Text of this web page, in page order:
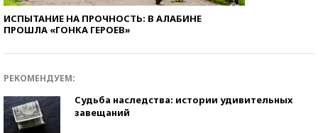
ИСПЫТАНИЕ НА ПРОЧНОСТЬ: В АЛАБИНЕ
ПРОШЛА «ГОНКА ГЕРОЕВ»
РЕКОМЕНДУЕМ:
Судьба наследства: истории удивительных
завещаний